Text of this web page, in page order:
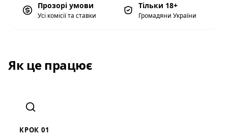
Прозорі умови
Усі комісії та ставки
Тільки 18+
Громадяни України
Як це працює
КРОК 01